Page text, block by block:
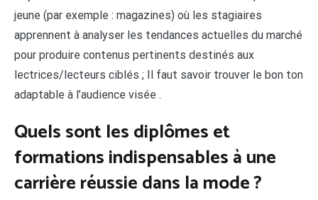
jeune (par exemple : magazines) où les stagiaires
apprennent à analyser les tendances actuelles du marché
pour produire contenus pertinents destinés aux
lectrices/lecteurs ciblés ; Il faut savoir trouver le bon ton
adaptable à l’audience visée .
Quels sont les diplômes et
formations indispensables à une
carrière réussie dans la mode ?